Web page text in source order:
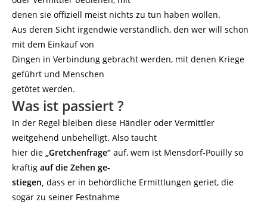
denen sie offiziell meist nichts zu tun haben wollen.
Aus deren Sicht irgendwie verständlich, den wer will schon
mit dem Einkauf von
Dingen in Verbindung gebracht werden, mit denen Kriege
geführt und Menschen
getötet werden.
Was ist passiert ?
In der Regel bleiben diese Händler oder Vermittler
weitgehend unbehelligt. Also taucht
hier die „Gretchenfrage“ auf, wem ist Mensdorf-Pouilly so
kräftig auf die Zehen ge-
stiegen, dass er in behördliche Ermittlungen geriet, die
sogar zu seiner Festnahme